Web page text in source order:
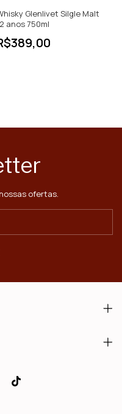
Glenlivet Silgle Malt
anos 750ml
ofertas.